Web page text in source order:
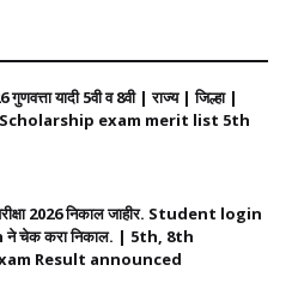
गुणवत्ता यादी 5वी व 8वी | राज्य | जिल्हा |
Scholarship exam merit list 5th
परीक्षा 2026 निकाल जाहीर. Student login
चेक करा निकाल. | 5th, 8th
Result announced